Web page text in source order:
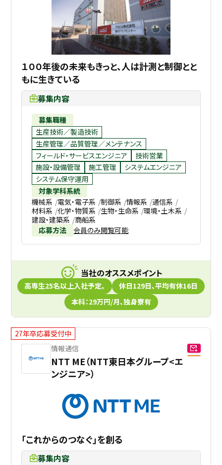
１００年後の未来もきっと、人は計測と制御とと
もに生きている
募集内容
募集職種
生産技術／製造技術
生産管理／品質管理／メンテナンス
フィールド・サービスエンジニア
技術営業
施設・設備管理
施工管理
システムエンジニア
システム保守運用
対象学科系統
機械系 電気・電子系 制御系 情報系 通信系
材料系 化学・物質系 生物・生命系 環境・土木系
建設・建築系 商船系
応募方法
会員のみ閲覧可能
当社のオススメポイント
高専生25名以上入社予定。
休日129日、平均有休16日
本科：29万円/月、独身寮有
27年卒応募受付中
情報通信
NTT ME（NTT東日本グループ<エ
ンジニア>）
「これからのつなぐ」を創る
募集内容